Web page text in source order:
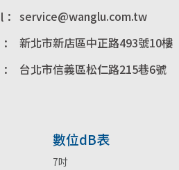
service@wanglu.com.tw
新北市新店區中正路493號10樓
台北市信義區松仁路215巷6號
數位dB表
7吋